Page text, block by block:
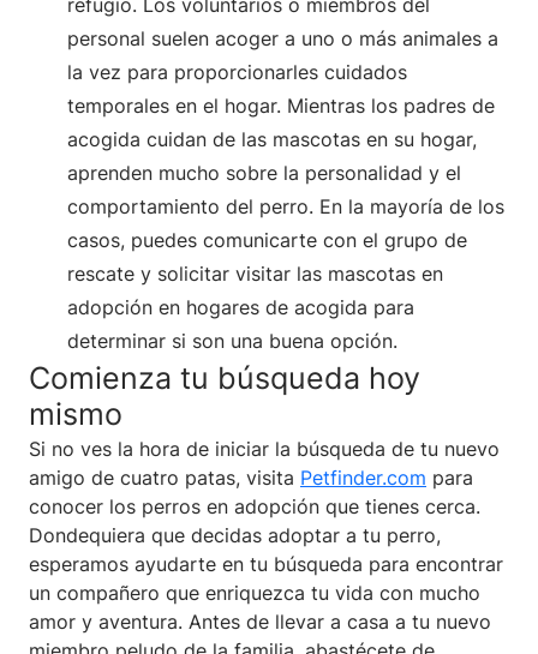
personal suelen acoger a uno o más animales a
la vez para proporcionarles cuidados
temporales en el hogar. Mientras los padres de
acogida cuidan de las mascotas en su hogar,
aprenden mucho sobre la personalidad y el
comportamiento del perro. En la mayoría de los
casos, puedes comunicarte con el grupo de
rescate y solicitar visitar las mascotas en
adopción en hogares de acogida para
determinar si son una buena opción.
Comienza tu búsqueda hoy
mismo
Si no ves la hora de iniciar la búsqueda de tu nuevo
amigo de cuatro patas, visita Petfinder.com para
conocer los perros en adopción que tienes cerca.
Dondequiera que decidas adoptar a tu perro,
esperamos ayudarte en tu búsqueda para encontrar
un compañero que enriquezca tu vida con mucho
amor y aventura. Antes de llevar a casa a tu nuevo